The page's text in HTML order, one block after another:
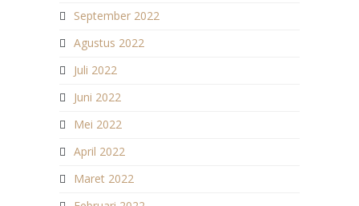
September 2022
Agustus 2022
Juli 2022
Juni 2022
Mei 2022
April 2022
Maret 2022